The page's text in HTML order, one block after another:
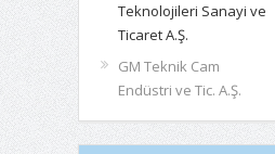
Teknolojileri Sanayi ve
Ticaret A.Ş.
GM Teknik Cam
Endüstri ve Tic. A.Ş.